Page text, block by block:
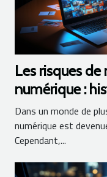
Les risques
numérique :
Dans un monde de
numérique est
Cependant,...